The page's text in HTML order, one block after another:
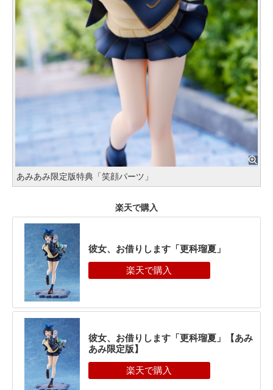
あみあみ限定版特典「笑顔パーツ」
楽天で購入
彼女、お借りします「更科瑠夏」
彼女、お借りします「更科瑠夏」【あみ
あみ限定版】